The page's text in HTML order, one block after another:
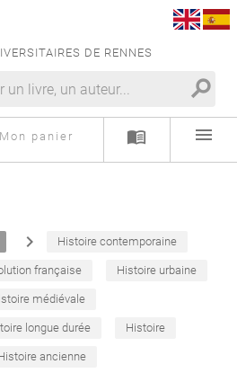
DE RENNES
search
Mon panier menu_book menu
navigate_next Histoire contemporaine
française Histoire urbaine
médiévale
longue durée Histoire
ancienne